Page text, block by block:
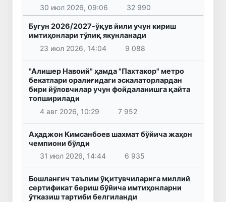
30 июл 2026, 09:06 32 990
Бугун 2026/2027-ўқув йили учун кириш
имтиҳонлари тўлиқ якунланади
23 июл 2026, 14:04
9 088
"Алишер Навоий" ҳамда "Пахтакор" метро
бекатлари оралиғидаги эскалаторлардан
бири йўловчилар учун фойдаланишга қайта
топширилади
4 авг 2026, 10:29
7 952
Аҳаджон Кимсанбоев шахмат бўйича жаҳон
чемпиони бўлди
31 июл 2026, 14:44
6 935
Бошланғич таълим ўқитувчиларига миллий
сертификат бериш бўйича имтиҳонларни
ўтказиш тартиби белгиланди